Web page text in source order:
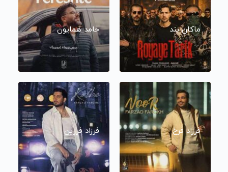
ماکان بند حامد همایون
فرزاد فرخ فرزاد فرزین